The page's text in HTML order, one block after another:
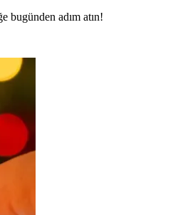
bugünden adım atın!